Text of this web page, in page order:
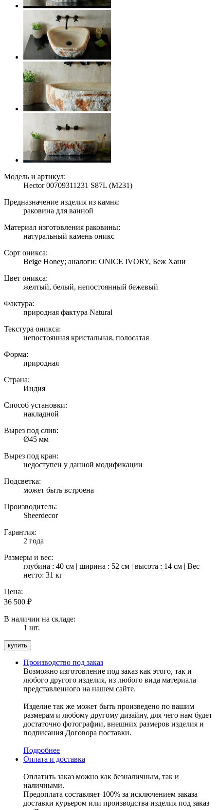
Модель и артикул:
Hector 00709311231 S87L (M231)
Предназначение изделия из камня:
раковина для ванной
Материал изготовления раковины:
натуральный камень оникс
Сорт оникса:
Beige Honey; аналоги: ONICE IVORY, Беж Хани
Цвет оникса:
желтый, белый, непостоянный бежевый
Фактура:
природная фактура Natural
Текстура оникса:
непостоянная кристальная, полосатая
Форма:
природная
Страна:
Индия
Способ установки:
накладной
Вырез под слив:
Ø45 мм
Вырез под кран:
недоступен у данной модификации
Подсветка:
может быть встроена
Производитель:
Sheerdecor
Гарантия:
2 года
Размеры и вес:
глубина : 40 см | ширина : 52 см | высота : 14 см | Вес
нетто: 31 кг
Цена:
36 500 ₽
В наличии на складе:
1 шт.
Производство под заказ
Возможно изготовление под заказ как этого, так и
любого другого изделия, из любого вида материала
представленного на нашем сайте.
Изделие так же может быть произведено по вашим
размерам и любому другому дизайну, для чего нам будет
достаточно фотографии, внешних размеров изделия и
подписания Договора поставки.
Подробнее
Оплата и доставка
Оплатить заказ можно как безналичным, так и
наличными.
Предоплата составляет 100% за исключением заказа
доставки курьером или производства изделия под заказ